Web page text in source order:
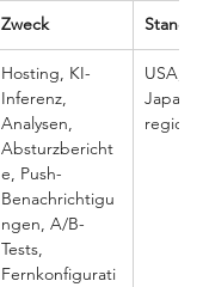
Zweck Standort
Hosting, KI-
Inferenz,
Analysen,
Absturzbericht
e, Push-
Benachrichtigu
ngen, A/B-
Tests,
Fernkonfigurati
USA,
Japan,
regionale